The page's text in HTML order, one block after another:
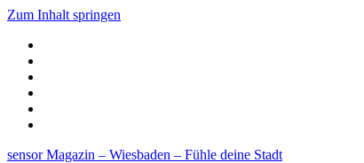
Zum Inhalt springen
sensor Magazin – Wiesbaden – Fühle deine Stadt